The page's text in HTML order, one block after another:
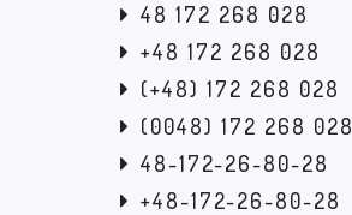
48 172 268 028
+48 172 268 028
(+48) 172 268 028
(0048) 172 268 028
48-172-26-80-28
+48-172-26-80-28